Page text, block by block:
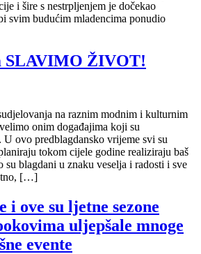
i šire s nestrpljenjem je dočekao
svim budućim mladencima ponudio
SLAVIMO ŽIVOT!
na raznim modnim i kulturnim
onim događajima koji su
U ovo predblagdansko vrijeme svi su
tokom cijele godine realiziraju baš
su blagdani u znaku veselja i radosti i sve
[…]
i ove su ljetne sezone
uljepšale mnoge
evente